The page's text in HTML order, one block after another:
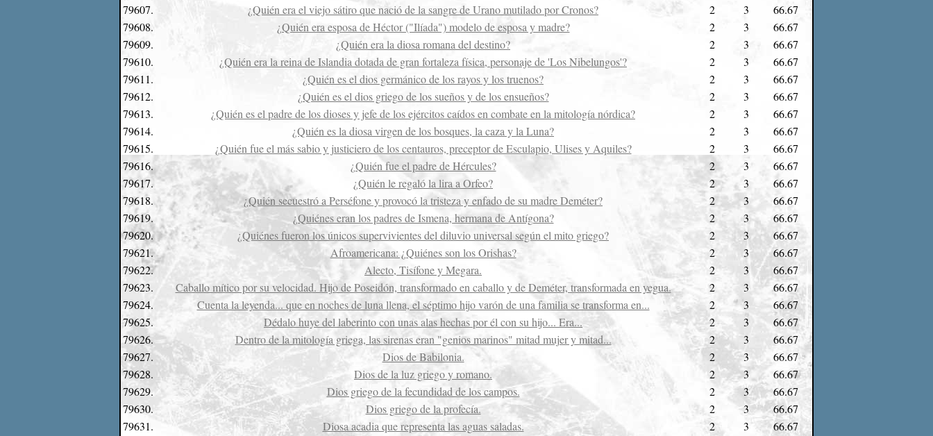
79607.
¿Quién era el viejo sátiro que nació de la sangre de Urano mutilado por Cronos? 2 3
66.67
79608.
¿Quién era esposa de Héctor ("Ilíada") modelo de esposa y madre? 2 3
66.67
79609.
¿Quién era la diosa romana del destino? 2 3
66.67
79610.
¿Quién era la reina de Islandia dotada de gran fortaleza física, personaje de 'Los Nibelungos'? 2 3
66.67
79611.
¿Quién es el dios germánico de los rayos y los truenos? 2 3
66.67
79612.
¿Quién es el dios griego de los sueños y de los ensueños? 2 3
66.67
79613.
¿Quién es el padre de los dioses y jefe de los ejércitos caídos en combate en la mitología nórdica? 2 3
66.67
79614.
¿Quién es la diosa virgen de los bosques, la caza y la Luna? 2 3
66.67
79615.
¿Quién fue el más sabio y justiciero de los centauros, preceptor de Esculapio, Ulises y Aquiles? 2 3
66.67
79616.
¿Quién fue el padre de Hércules? 2 3
66.67
79617.
¿Quién le regaló la lira a Orfeo? 2 3
66.67
79618.
¿Quién secuestró a Perséfone y provocó la tristeza y enfado de su madre Deméter? 2 3
66.67
79619.
¿Quiénes eran los padres de Ismena, hermana de Antígona? 2 3
66.67
79620.
¿Quiénes fueron los únicos supervivientes del diluvio universal según el mito griego? 2 3
66.67
79621.
Afroamericana: ¿Quiénes son los Orishas? 2 3
66.67
79622.
Alecto, Tisífone y Megara. 2 3
66.67
79623.
Caballo mítico por su velocidad. Hijo de Poseidón, transformado en caballo y de Deméter, transformada en yegua. 2 3
66.67
79624.
Cuenta la leyenda... que en noches de luna llena, el séptimo hijo varón de una familia se transforma en... 2 3
66.67
79625.
Dédalo huye del laberinto con unas alas hechas por él con su hijo... Era... 2 3
66.67
79626.
Dentro de la mitología griega, las sirenas eran "genios marinos" mitad mujer y mitad... 2 3
66.67
79627.
Dios de Babilonia. 2 3
66.67
79628.
Dios de la luz griego y romano. 2 3
66.67
79629.
Dios griego de la fecundidad de los campos. 2 3
66.67
79630.
Dios griego de la profecía. 2 3
66.67
79631.
Diosa acadia que representa las aguas saladas. 2 3
66.67